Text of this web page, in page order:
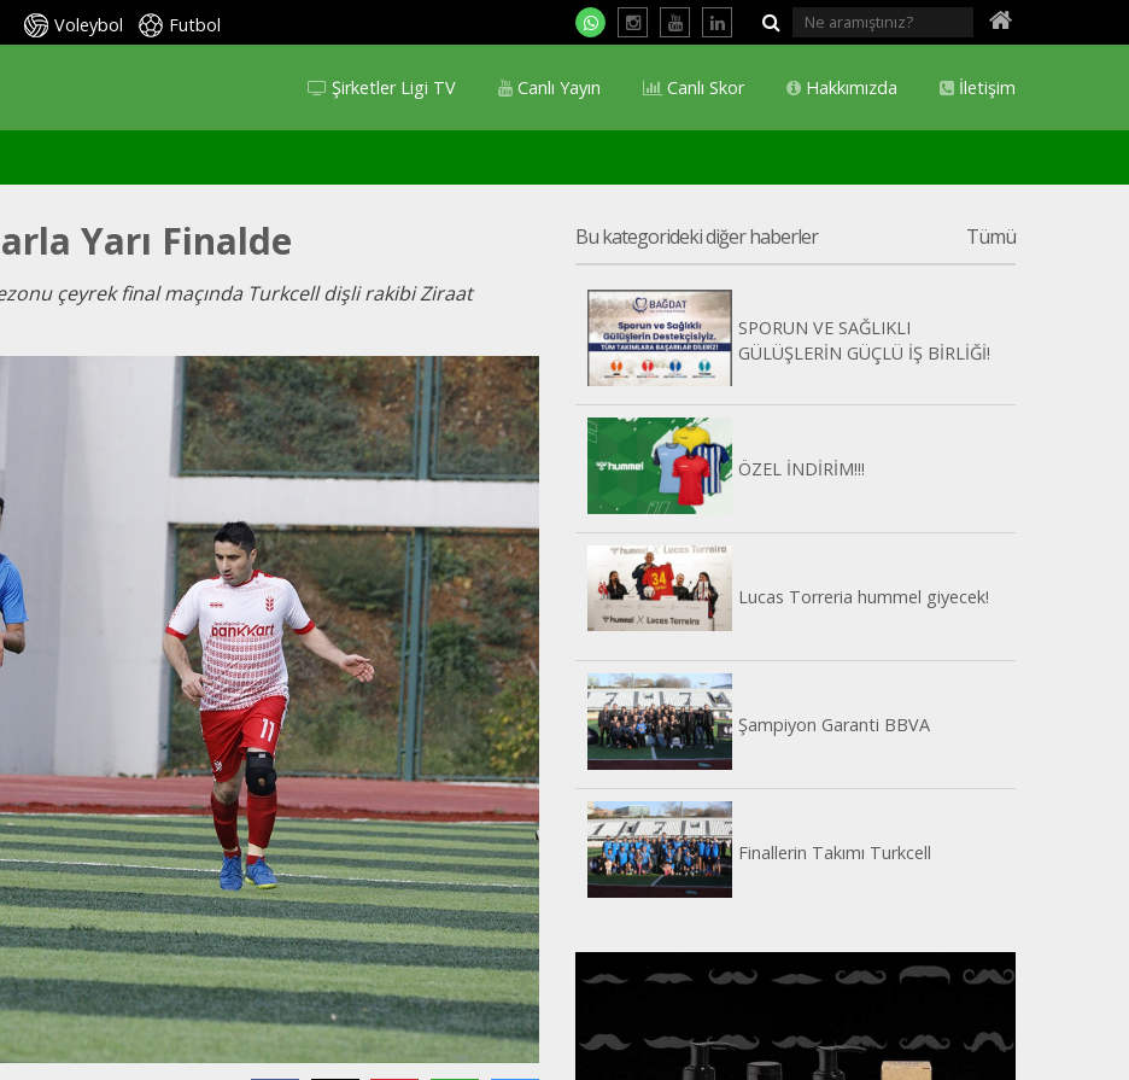
Voleybol Futbol
İletişim
Hakkımızda
Canlı Skor
Canlı Yayın
Şirketler Ligi TV
Yarı Finalde
çeyrek final maçında Turkcell dişli rakibi Ziraat
Bu kategorideki diğer haberler Tümü
SPORUN VE SAĞLIKLI
GÜLÜŞLERİN GÜÇLÜ İŞ BİRLİĞİ!
ÖZEL İNDİRİM!!!
Lucas Torreria hummel giyecek!
Şampiyon Garanti BBVA
Finallerin Takımı Turkcell